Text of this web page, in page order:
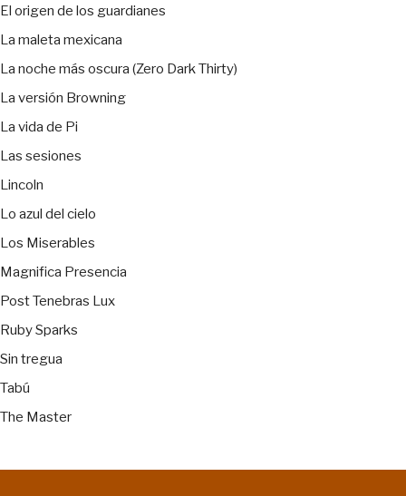
El origen de los guardianes
La maleta mexicana
La noche más oscura (Zero Dark Thirty)
La versión Browning
La vida de Pi
Las sesiones
Lincoln
Lo azul del cielo
Los Miserables
Magnifica Presencia
Post Tenebras Lux
Ruby Sparks
Sin tregua
Tabú
The Master